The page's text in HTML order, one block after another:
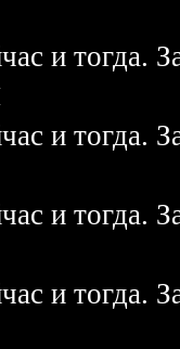
и тогда.
и тогда.
и тогда.
и тогда.